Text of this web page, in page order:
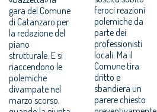
gara del Comune
di Catanzaro per
la redazione del
piano
strutturale. E si
riaccendono le
polemiche
divampate nel
marzo scorso,
feroci reazioni
polemiche da
parte dei
professionisti
locali. Ma il
Comune tira
dritto e
sbandiera un
parere chiesto